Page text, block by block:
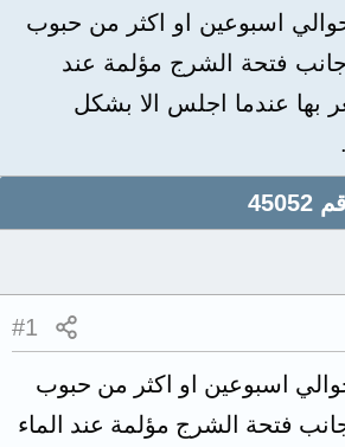
اسبوعين او اكثر من حبوب
فتحة الشرج مؤلمة عند
بها عندما اجلس الا بشكل
#1
اسبوعين او اكثر من حبوب
فتحة الشرج مؤلمة عند الماء